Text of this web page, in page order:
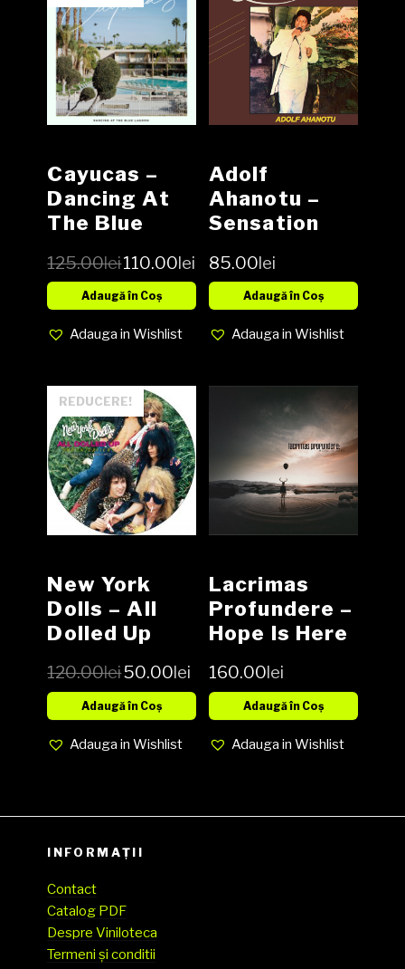
Cayucas –
Dancing At
The Blue
LP
125.00lei110.00lei
Adaugă în Coș
Adauga in Wishlist
Adolf
Ahanotu ‎–
Sensation
Album,
Reissue NOU
85.00lei
Adaugă în Coș
Adauga in Wishlist
REDUCERE!
New York
Dolls – All
Dolled Up
Vinyl LP
120.00lei50.00lei
Adaugă în Coș
Adauga in Wishlist
Lacrimas
Profundere ‎–
Hope Is Here
Album CD,
Album NOU
160.00lei
Adaugă în Coș
Adauga in Wishlist
INFORMAȚII
Contact
Catalog PDF
Despre Viniloteca
Termeni și conditii